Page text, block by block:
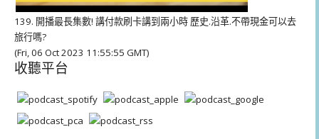
139. 開播最長集數! 講付款刷卡講到兩小時 歷史.沿革.不帶現金可以去
旅行嗎?
(Fri, 06 Oct 2023 11:55:55 GMT)
收聽平台